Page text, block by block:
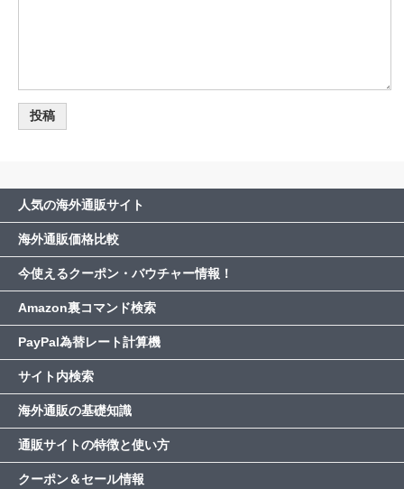
人気の海外通販サイト
海外通販価格比較
今使えるクーポン・バウチャー情報！
Amazon裏コマンド検索
PayPal為替レート計算機
サイト内検索
海外通販の基礎知識
通販サイトの特徴と使い方
クーポン＆セール情報